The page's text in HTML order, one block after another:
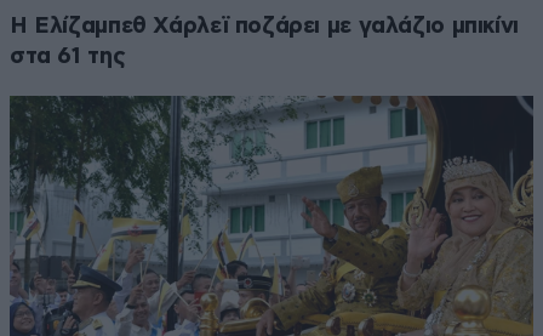
Η Ελίζαμπεθ Χάρλεϊ ποζάρει με γαλάζιο μπικίνι
στα 61 της